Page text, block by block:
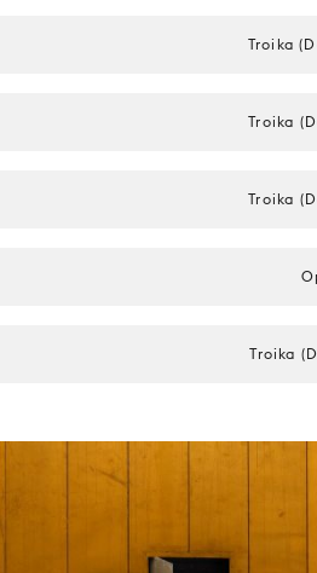
Troika
Troika
Troika
Troika